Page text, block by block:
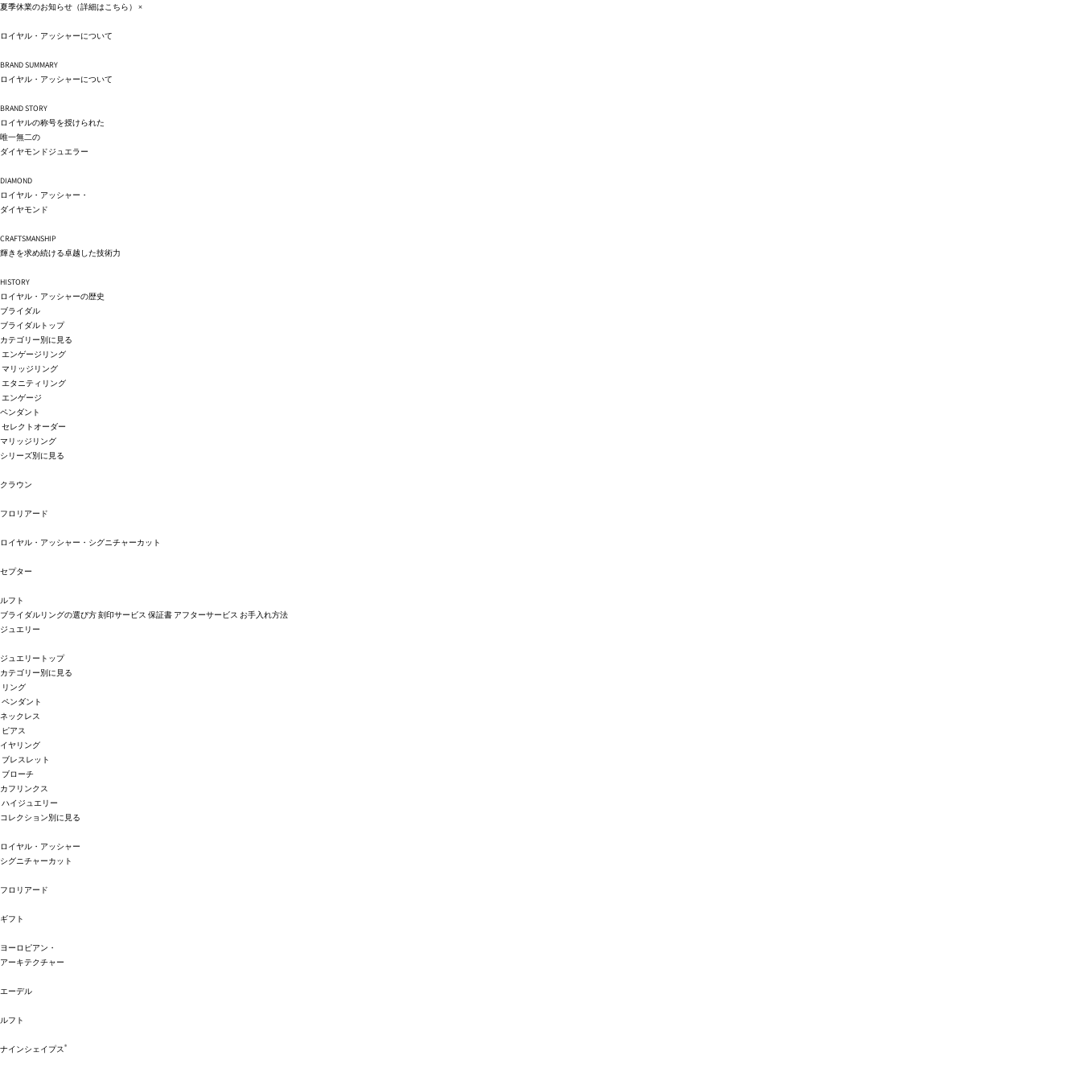
コンテ
進む
夏季休業のお知らせ（詳細はこちら） ×
ロイヤル・アッシャーについて
BRAND SUMMARY
ロイヤル・アッシャーについて
BRAND STORY
ロイヤルの称号を授けられた
唯一無二の
ダイヤモンドジュエラー
DIAMOND
ロイヤル・アッシャー・
ダイヤモンド
CRAFTSMANSHIP
輝きを求め続ける卓越した技術力
HISTORY
ロイヤル・アッシャーの歴史
ブライダル
ブライダルトップ
カテゴリー別に見る
エンゲージリング
マリッジリング
エタニティリング
エンゲージ
ペンダント
セレクトオーダー
マリッジリング
シリーズ別に見る
クラウン
フロリアード
ロイヤル・アッシャー・シグニチャーカット
セプター
ルフト
ブライダルリングの選び方刻印サービス 保証書 アフターサービス お手入れ方法
ジュエリー
ジュエリートップ
カテゴリー別に見る
リング
ペンダント
ネックレス
ピアス
イヤリング
ブレスレット
ブローチ
カフリンクス
ハイジュエリー
コレクション別に見る
ロイヤル・アッシャー
シグニチャーカット
フロリアード
ギフト
ヨーロピアン・
アーキテクチャー
エーデル
ルフト
ナインシェイプス®